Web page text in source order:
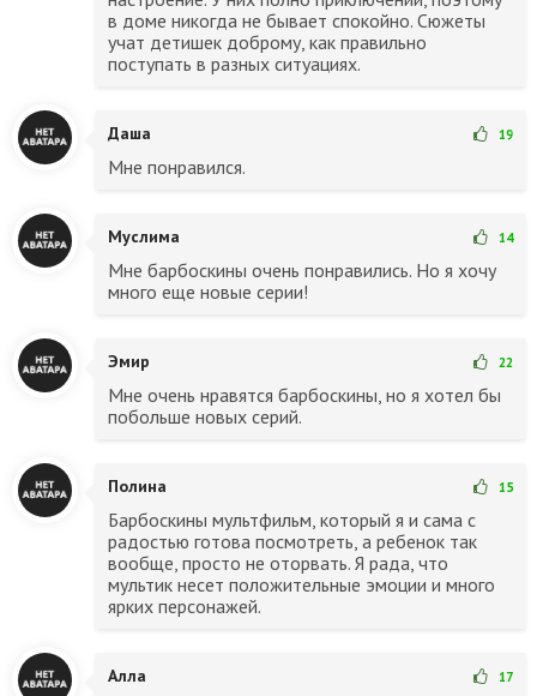
в доме никогда не бывает спокойно. Сюжеты
учат детишек доброму, как правильно
поступать в разных ситуациях.
Даша 19
Мне понравился.
Муслима 14
Мне барбоскины очень понравились. Но я хочу
много еще новые серии!
Эмир 22
Мне очень нравятся барбоскины, но я хотел бы
побольше новых серий.
Полина 15
Барбоскины мультфильм, который я и сама с
радостью готова посмотреть, а ребенок так
вообще, просто не оторвать. Я рада, что
мультик несет положительные эмоции и много
ярких персонажей.
Алла 17